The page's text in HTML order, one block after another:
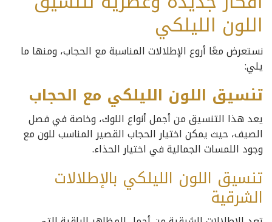
اللون الليلكي
نستعرض معًا أروع الإطلالات المناسبة مع الحجاب، ومنها ما
يلي:
تنسيق اللون الليلكي مع الحجاب
يعد هذا التنسيق من أجمل أنواع اللوك، وخاصة في فصل
الصيف، حيث يمكن اختيار الحجاب القصير المناسب للون مع
وجود اللمسات الجمالية في اختيار الحذاء.
تنسيق اللون الليلكي بالإطلالات
الشرقية